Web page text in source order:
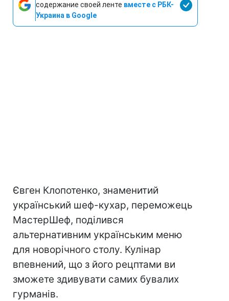
содержание своей ленте вместе с РБК-
Украина в Google
Євген Клопотенко, знаменитий
український шеф-кухар, переможець
МастерШеф, поділився
альтернативним українським меню
для новорічного столу. Кулінар
впевнений, що з його рецптами ви
зможете здивувати самих бувалих
гурманів.